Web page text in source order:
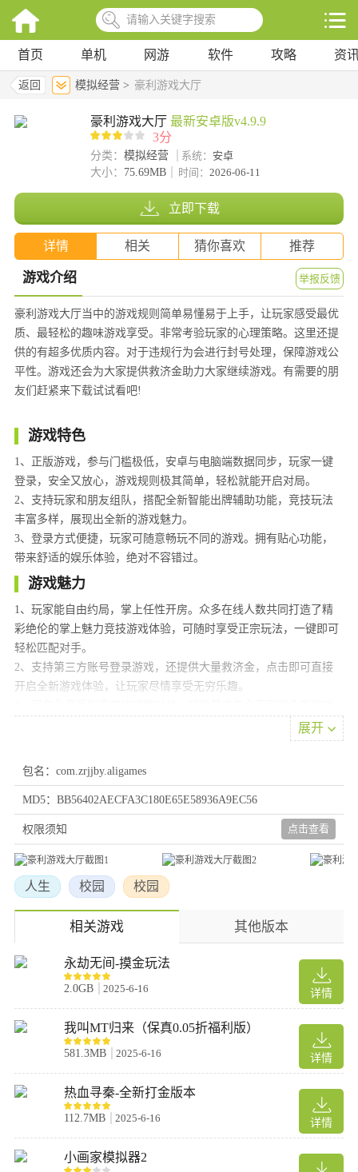
首页 单机 网游 软件 攻略 资
返回 模拟经营 > 豪利游戏大厅
豪利游戏大厅 最新安卓版v4.9.9
3分
分类： 模拟经营 系统： 安卓
大小： 75.69MB 时间： 2026-06-11
立即下载
详情 相关 猜你喜欢 推荐
游戏介绍 举报反馈
豪利游戏大厅当中的游戏规则简单易懂易于上手，让玩家感受最优
质、最轻松的趣味游戏享受。非常考验玩家的心理策略。这里还提
供的有超多优质内容。对于违规行为会进行封号处理，保障游戏公
平性。游戏还会为大家提供救济金助力大家继续游戏。有需要的朋
友们赶紧来下载试试看吧!
游戏特色
1、正版游戏，参与门槛极低，安卓与电脑端数据同步，玩家一键
登录，安全又放心，游戏规则极其简单，轻松就能开启对局。
2、支持玩家和朋友组队，搭配全新智能出牌辅助功能，竞技玩法
丰富多样，展现出全新的游戏魅力。
3、登录方式便捷，玩家可随意畅玩不同的游戏。拥有贴心功能，
带来舒适的娱乐体验，绝对不容错过。
游戏魅力
1、玩家能自由约局，掌上任性开房。众多在线人数共同打造了精
彩绝伦的掌上魅力竞技游戏体验，可随时享受正宗玩法，一键即可
轻松匹配对手。
2、支持第三方账号登录游戏，还提供大量救济金，点击即可直接
开启全新游戏体验，让玩家尽情享受无穷乐趣。
体验。精品手游完全免费参与，还有更多好玩的游戏等待玩家前来
游戏亮点
1、该游戏是目前最热门的竞技游戏之一，24小时客服在线，随时
为大家解决游戏中的后顾之忧。还能体验到便捷的免注册玩法操
作，不妨来一试。
2、游戏没有繁琐流程，打造了与众不同的全新游戏功能体验，让
玩家能够充分展现自己的水平，为玩家提供意想不到的全新游戏服
务功能。
3、大量的精品游戏，能让玩家在对局时充满热血激情。丰富的游
戏资源不容错过，玩家与好友都有机会获得官方大礼包一份，系统
展开
包名：com.zrjjby.aligames
MD5：BB56402AECFA3C180E65E58936A9EC56
权限须知 点击查看
人生 校园 校园
相关游戏 其他版本
详情
永劫无间-摸金玩法
2.0GB 2025-6-16
详情
我叫MT归来（保真0.05折福利版）
581.3MB 2025-6-16
详情
热血寻秦-全新打金版本
112.7MB 2025-6-16
小画家模拟器2